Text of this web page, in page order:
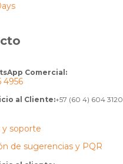
Comercial:
4956
al Cliente:+57 (60 4) 604 3120
y soporte
de sugerencias y PQR